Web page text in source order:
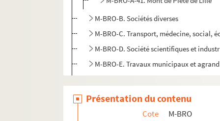
M-BRO-B. Sociétés diverses
M-BRO-C. Transport, médecine, social,
M-BRO-D. Société scientifiques et
M-BRO-E. Travaux municipaux et
M-DOC. Documents du fonds Mahieu
Présentation du contenu
Cote
M-BRO